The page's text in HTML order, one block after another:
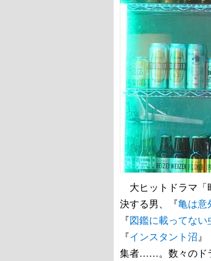
大ヒットドラマ「
決する男、『亀は意
『図鑑に載ってない
『インスタント沼』
集者……。数々のド